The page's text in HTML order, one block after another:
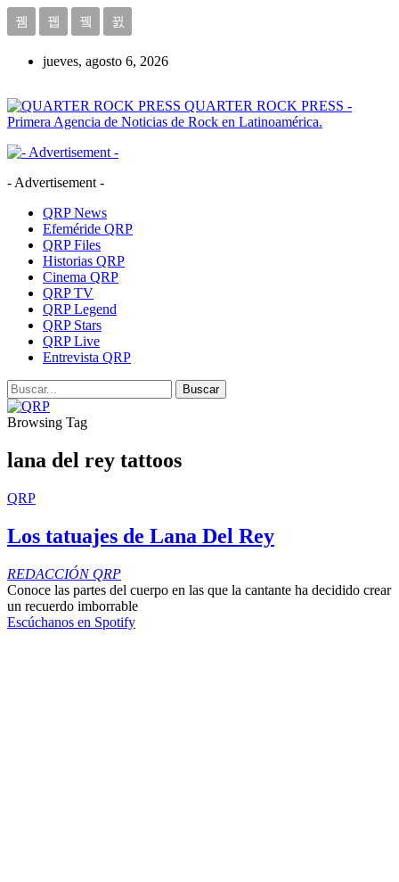
jueves, agosto 6, 2026
QUARTER ROCK PRESS -
Primera Agencia de Noticias de Rock en Latinoamérica.
- Advertisement -
QRP News
Efeméride QRP
QRP Files
Historias QRP
Cinema QRP
QRP TV
QRP Legend
QRP Stars
QRP Live
Entrevista QRP
Browsing Tag
lana del rey tattoos
QRP
Los tatuajes de Lana Del Rey
REDACCIÓN QRP
Conoce las partes del cuerpo en las que la cantante ha decidido crear
un recuerdo imborrable
Escúchanos en Spotify